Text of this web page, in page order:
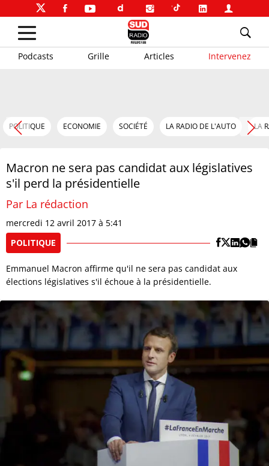
Podcasts Grille Articles Intervenez
POLITIQUE ECONOMIE SOCIÉTÉ LA RADIO DE L'AUTO LA
Macron ne sera pas candidat aux législatives
s'il perd la présidentielle
Par La rédaction
mercredi 12 avril 2017 à 5:41
POLITIQUE
Emmanuel Macron affirme qu'il ne sera pas candidat aux
élections législatives s'il échoue à la présidentielle.